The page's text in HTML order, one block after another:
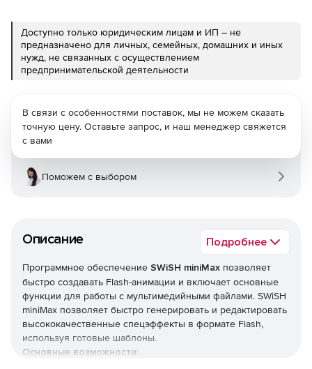
Доступно только юридическим лицам и ИП – не
предназначено для личных, семейных, домашних и иных
нужд, не связанных с осуществлением
предпринимательской деятельности
Описание Подробнее
Программное обеспечение SWiSH miniMax позволяет
быстро создавать Flash-анимации и включает основные
функции для работы с мультимедийными файлами. SWiSH
miniMax позволяет быстро генерировать и редактировать
высококачественные спецэффекты в формате Flash,
используя готовые шаблоны.
Основные возможности:
В связи с особенностями поставок, мы не можем сказать
точную цену. Оставьте запрос, и наш менеджер свяжется
с вами
Поможем с выбором